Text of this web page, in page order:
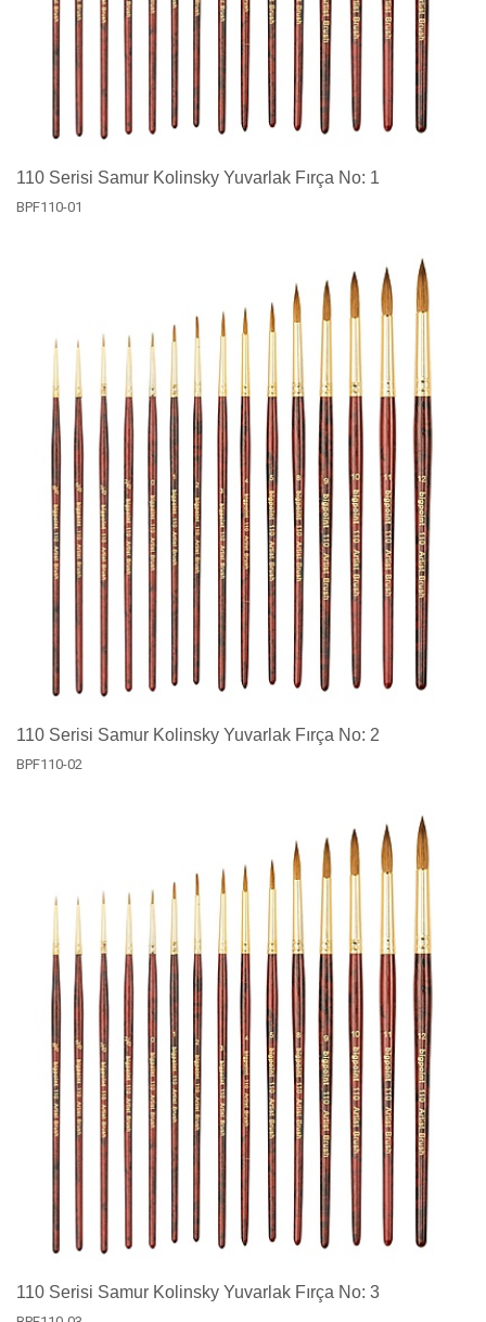
110 Serisi Samur Kolinsky Yuvarlak Fırça No: 1
BPF110-01
110 Serisi Samur Kolinsky Yuvarlak Fırça No: 2
BPF110-02
110 Serisi Samur Kolinsky Yuvarlak Fırça No: 3